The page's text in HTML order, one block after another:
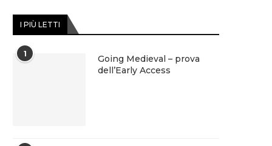
I PIÙ LETTI
1
Going Medieval – prova
dell’Early Access